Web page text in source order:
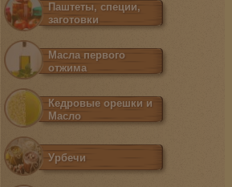
Паштеты, специи,
заготовки
Масла первого
отжима
Кедровые орешки и
Масло
Урбечи